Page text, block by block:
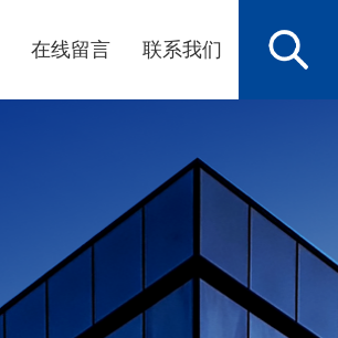
在线留言 联系我们